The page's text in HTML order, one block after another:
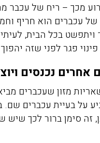
לוין
התקשרתי
מכך – ריח של עכבר
עכברים הוא חריף
ויתפשט בכל הבית,
פגר לפני שזה
מזון שעכברים
על בעיית עכברים
זה סימן ברור לכך